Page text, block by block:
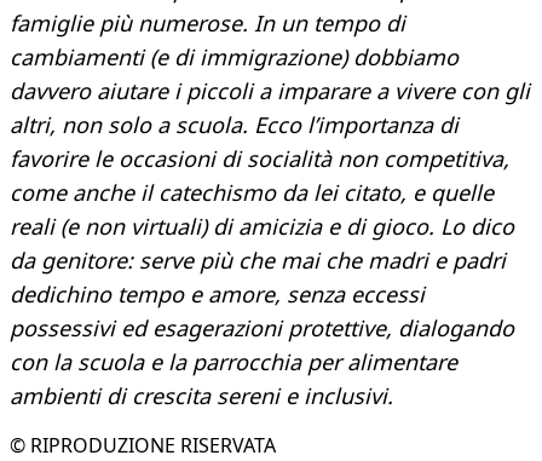
famiglie più numerose. In un tempo di
cambiamenti (e di immigrazione) dobbiamo
davvero aiutare i piccoli a imparare a vivere con gli
altri, non solo a scuola. Ecco l’importanza di
favorire le occasioni di socialità non competitiva,
come anche il catechismo da lei citato, e quelle
reali (e non virtuali) di amicizia e di gioco. Lo dico
da genitore: serve più che mai che madri e padri
dedichino tempo e amore, senza eccessi
possessivi ed esagerazioni protettive, dialogando
con la scuola e la parrocchia per alimentare
ambienti di crescita sereni e inclusivi.
© RIPRODUZIONE RISERVATA